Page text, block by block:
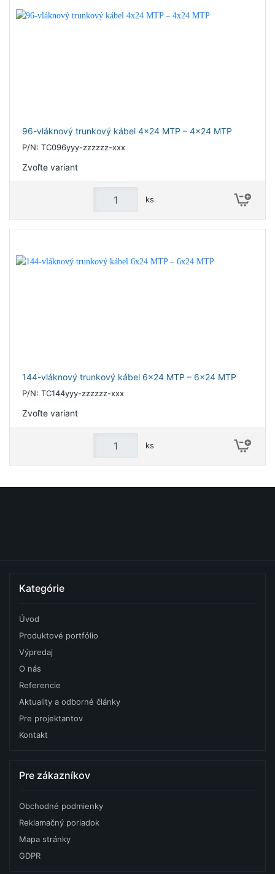
96-vláknový trunkový kábel 4x24 MTP – 4x24 MTP
P/N: TC096yyy-zzzzzz-xxx
Zvoľte variant
ks
144-vláknový trunkový kábel 6x24 MTP – 6x24 MTP
P/N: TC144yyy-zzzzzz-xxx
Zvoľte variant
ks
Kategórie
Úvod
Produktové portfólio
Výpredaj
O nás
Referencie
Aktuality a odborné články
Pre projektantov
Kontakt
Pre zákazníkov
Obchodné podmienky
Reklamačný poriadok
Mapa stránky
GDPR